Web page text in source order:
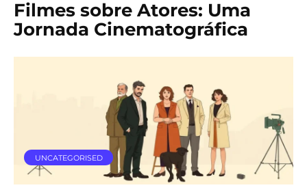
Filmes sobre Atores: Uma
Jornada Cinematográfica
UNCATEGORISED